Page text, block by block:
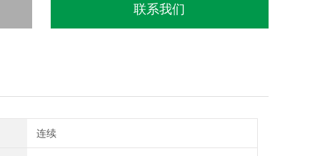
联系我们
连续